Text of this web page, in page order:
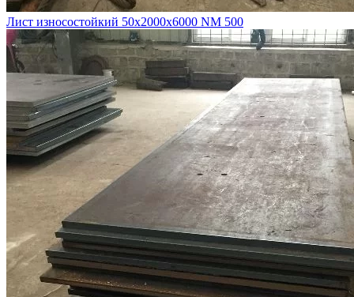
Лист износостойкий 50х2000х6000 NM 500